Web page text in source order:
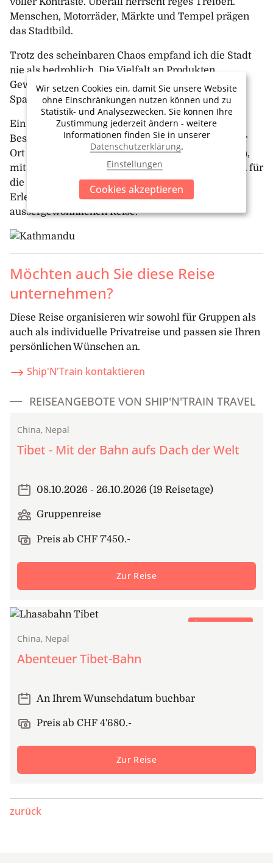
Menschen, Motorräder, Märkte und Tempel prägen
das Stadtbild.
Trotz des scheinbaren Chaos empfand ich die Stadt
nie als bedrohlich. Die Vielfalt an Produkten,
Gewürzen und lokalen Spezialitäten macht jeden
Spaziergang zu einem Erlebnis.
Ein besonders bewegender Abschluss war der
Besuch des Hilfswerks NAG. Die Begegnungen vor
Ort gingen der ganzen Gruppe sehr nahe. Zu sehen,
mit welchem Engagement sich die Mitarbeitenden für
die Kinder einsetzen, war ein herzerwärmendes
Erlebnis und ein würdiger Schlusspunkt einer
aussergewöhnlichen Reise.
Möchten auch Sie diese Reise
unternehmen?
Diese Reise organisieren wir sowohl für Gruppen als
auch als individuelle Privatreise und passen sie Ihren
persönlichen Wünschen an.
Ship'N'Train kontaktieren
REISEANGEBOTE VON SHIP'N'TRAIN TRAVEL
China, Nepal
Tibet - Mit der Bahn aufs Dach der Welt
08.10.2026 - 26.10.2026 (19 Reisetage)
Gruppenreise
Preis ab CHF 7'450.-
Zur Reise
Öffentlicher Zug
China, Nepal
Abenteuer Tibet-Bahn
An Ihrem Wunschdatum buchbar
Preis ab CHF 4'680.-
Zur Reise
zurück
Wir setzen Cookies ein, damit Sie unsere Website
ohne Einschränkungen nutzen können und zu
Statistik- und Analysezwecken. Sie können Ihre
Zustimmung jederzeit ändern - weitere
Informationen finden Sie in unserer
Datenschutzerklärung.
Einstellungen
Cookies akzeptieren